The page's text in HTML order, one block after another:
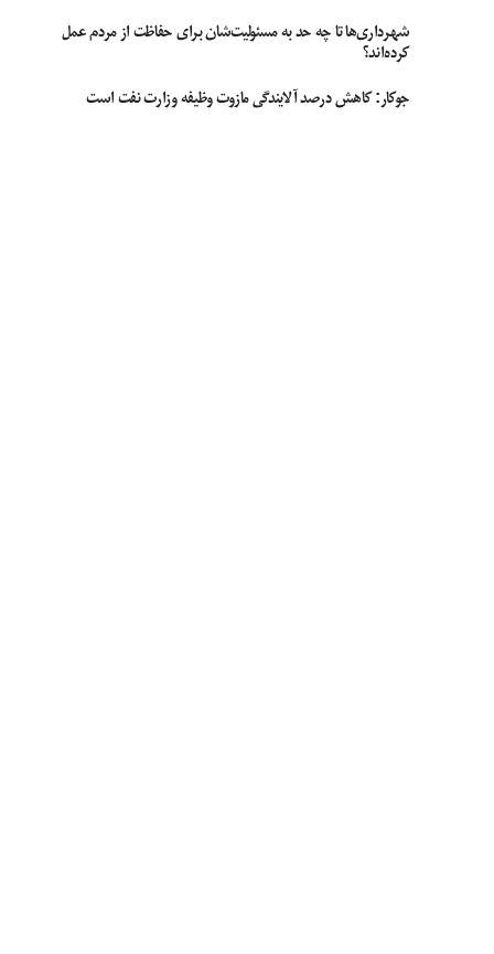
شهرداری‌ها تا چه حد به مسئولیت‌شان برای حفاظت از مردم عمل
کرده‌اند؟
جوکار: کاهش درصد آلایندگی مازوت وظیفه وزارت نفت است